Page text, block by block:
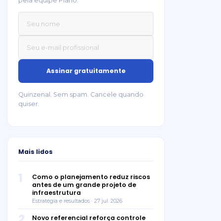
Quinzenal. Sem spam. Cancele quando
quiser.
Mais lidos
Como o planejamento reduz riscos
antes de um grande projeto de
infraestrutura
Estratégia e resultados · 27 jul. 2026
Novo referencial reforça controle